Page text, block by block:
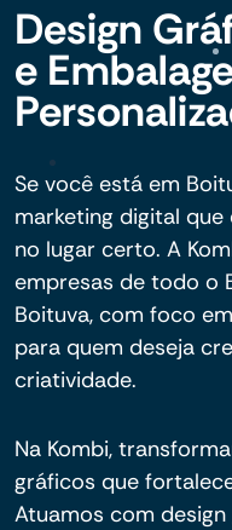
Design
e
Se você está em
marketing digital
no lugar certo. A
empresas de todo o
Boituva, com foco
para quem deseja
criatividade.
Na Kombi,
gráficos que
Atuamos com